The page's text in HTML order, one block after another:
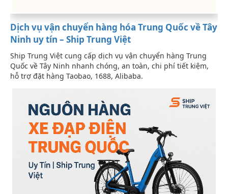
Dịch vụ vận chuyển hàng hóa Trung Quốc về Tây
Ninh uy tín – Ship Trung Việt
Ship Trung Việt cung cấp dịch vụ vận chuyển hàng Trung
Quốc về Tây Ninh nhanh chóng, an toàn, chi phí tiết kiệm,
hỗ trợ đặt hàng Taobao, 1688, Alibaba.